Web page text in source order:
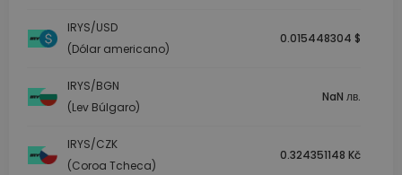
IRYS/USD
(Dólar americano)
0.015448304 $
IRYS/BGN
(Lev Búlgaro)
NaN лв.
IRYS/CZK
(Coroa Tcheca)
0.324351148 Kč